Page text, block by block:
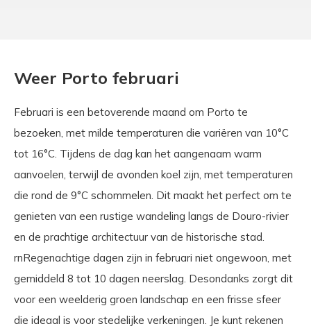
Weer Porto februari
Februari is een betoverende maand om Porto te
bezoeken, met milde temperaturen die variëren van 10°C
tot 16°C. Tijdens de dag kan het aangenaam warm
aanvoelen, terwijl de avonden koel zijn, met temperaturen
die rond de 9°C schommelen. Dit maakt het perfect om te
genieten van een rustige wandeling langs de Douro-rivier
en de prachtige architectuur van de historische stad.
rnRegenachtige dagen zijn in februari niet ongewoon, met
gemiddeld 8 tot 10 dagen neerslag. Desondanks zorgt dit
voor een weelderig groen landschap en een frisse sfeer
die ideaal is voor stedelijke verkeningen. Je kunt rekenen